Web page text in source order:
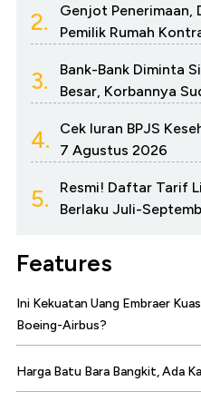
2.
Genjot Penerimaan,
Pemilik Rumah
3.
Bank-Bank Diminta
Besar, Korbannya
4.
Cek Iuran BPJS
7 Agustus 2026
5.
Resmi! Daftar Tarif
Berlaku Juli-
Features
Ini Kekuatan Uang Embraer
Boeing-Airbus?
Harga Batu Bara Bangkit, Ada